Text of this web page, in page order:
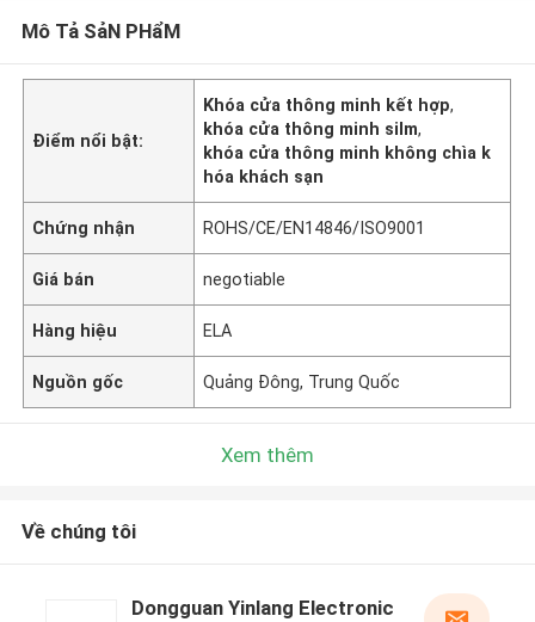
Mô Tả SảN PHẩM
Điểm nổi bật:
Khóa cửa thông minh kết hợp,
khóa cửa thông minh silm,
khóa cửa thông minh không chìa k
hóa khách sạn
Chứng nhận ROHS/CE/EN14846/ISO9001
Giá bán negotiable
Hàng hiệu ELA
Nguồn gốc Quảng Đông, Trung Quốc
Xem thêm
Về chúng tôi
Dongguan Yinlang Electronic